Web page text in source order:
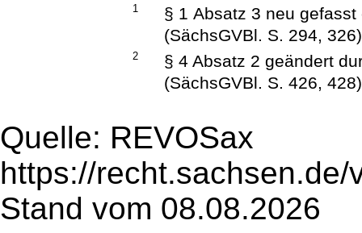
1
§ 1 Absatz 3 neu
(SächsGVBl. S. 294, 326)
2
§ 4 Absatz 2 geändert
(SächsGVBl. S. 426, 428)
Quelle: REVOSax
https://
Stand vom 08.08.2026